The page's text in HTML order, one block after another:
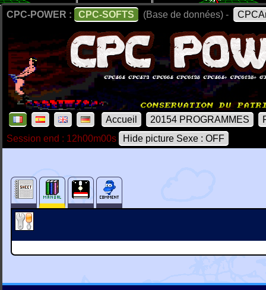
CPC-POWER : CPC-SOFTS (Base de données) -
Accueil 20154 PROGRAMMES
Session end : 12h00m00s
Hide picture Sexe : OFF